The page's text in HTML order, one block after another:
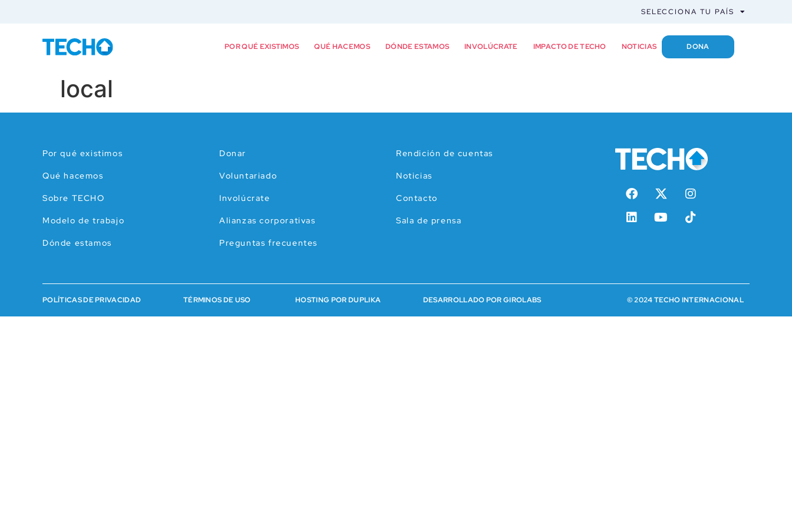
SELECCIONA TU PAÍS
POR QUÉ EXISTIMOS QUÉ HACEMOS DÓNDE ESTAMOS INVOLÚCRATE IMPACTO DE TECHO NOTICIAS DONA
local
Por qué existimos
Qué hacemos
Sobre TECHO
Modelo de trabajo
Dónde estamos
Donar
Voluntariado
Involúcrate
Alianzas corporativas
Preguntas frecuentes
Rendición de cuentas
Noticias
Contacto
Sala de prensa
POLÍTICAS DE PRIVACIDAD TÉRMINOS DE USO HOSTING POR DUPLIKA DESARROLLADO POR GIROLABS © 2024 TECHO INTERNACIONAL